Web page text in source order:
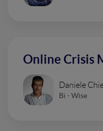
Online Crisis
Daniele
Bi - Wise